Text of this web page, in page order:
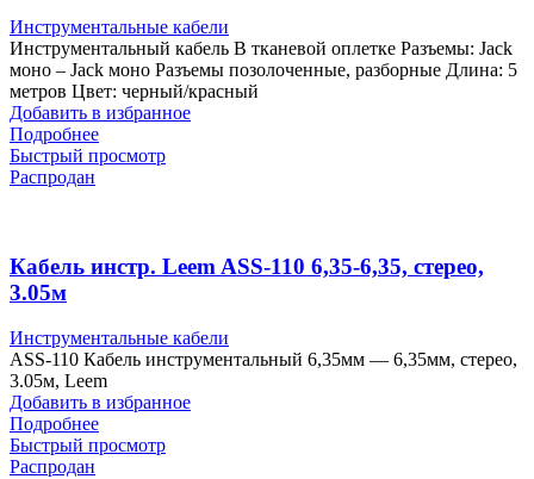
Инструментальные кабели
Инструментальный кабель В тканевой оплетке Разъемы: Jack
моно – Jack моно Разъемы позолоченные, разборные Длина: 5
метров Цвет: черный/красный
Добавить в избранное
Подробнее
Быстрый просмотр
Распродан
Кабель инстр. Leem ASS-110 6,35-6,35, стерео,
3.05м
Инструментальные кабели
ASS-110 Кабель инструментальный 6,35мм — 6,35мм, стерео,
3.05м, Leem
Добавить в избранное
Подробнее
Быстрый просмотр
Распродан